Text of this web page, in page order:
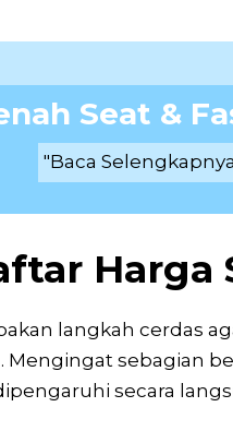
Seat &
"Baca
Harga
langkah cerdas
sebagian
secara